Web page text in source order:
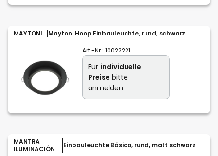
MAYTONI Maytoni Hoop Einbauleuchte, rund, schwarz
Art.-Nr.: 10022221
Für individuelle
Preise bitte
anmelden
MANTRA
ILUMINACIÓN
Einbauleuchte Básico, rund, matt schwarz